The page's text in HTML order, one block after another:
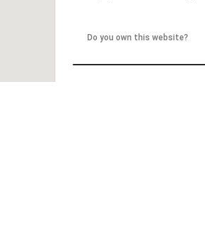
Do you own this website?